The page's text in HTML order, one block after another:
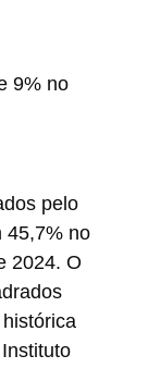
9% no
pelo
45,7% no
2024. O